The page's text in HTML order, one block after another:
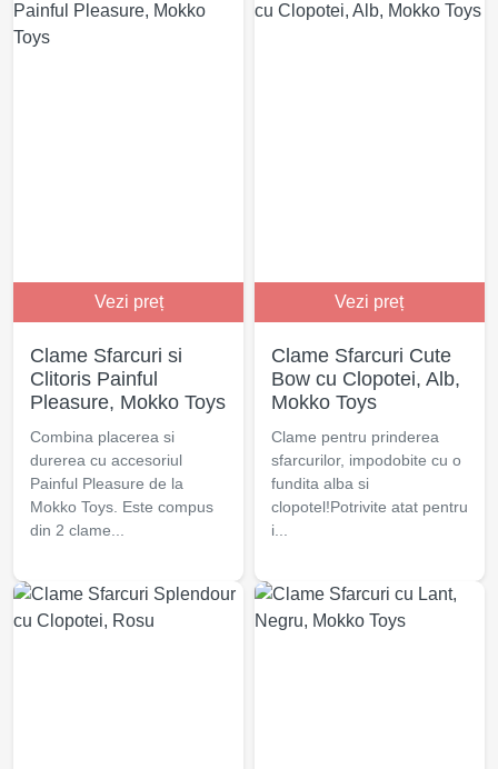
Vezi preț
Clame Sfarcuri si
Clitoris Painful
Pleasure, Mokko Toys
Combina placerea si
durerea cu accesoriul
Painful Pleasure de la
Mokko Toys. Este compus
din 2 clame...
Vezi preț
Clame Sfarcuri Cute
Bow cu Clopotei, Alb,
Mokko Toys
Clame pentru prinderea
sfarcurilor, impodobite cu o
fundita alba si
clopotel!Potrivite atat pentru
i...